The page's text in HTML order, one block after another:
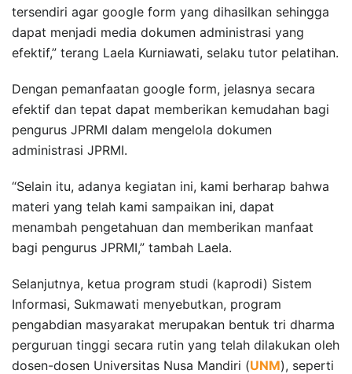
tersendiri agar google form yang dihasilkan sehingga
dapat menjadi media dokumen administrasi yang
efektif,” terang Laela Kurniawati, selaku tutor pelatihan.
Dengan pemanfaatan google form, jelasnya secara
efektif dan tepat dapat memberikan kemudahan bagi
pengurus JPRMI dalam mengelola dokumen
administrasi JPRMI.
“Selain itu, adanya kegiatan ini, kami berharap bahwa
materi yang telah kami sampaikan ini, dapat
menambah pengetahuan dan memberikan manfaat
bagi pengurus JPRMI,” tambah Laela.
Selanjutnya, ketua program studi (kaprodi) Sistem
Informasi, Sukmawati menyebutkan, program
pengabdian masyarakat merupakan bentuk tri dharma
perguruan tinggi secara rutin yang telah dilakukan oleh
dosen-dosen Universitas Nusa Mandiri (UNM), seperti